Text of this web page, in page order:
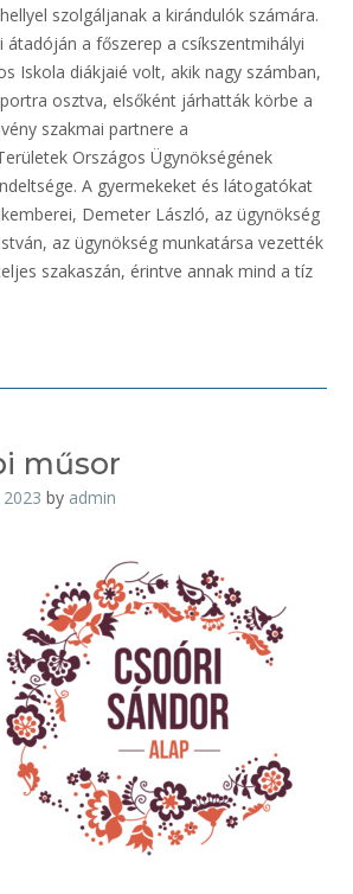
szolgáljanak a kirándulók számára.
átadóján a főszerep a csíkszent­mihályi
Iskola diákjaié volt, akik nagy számban,
osztva, elsőként járhatták körbe a
szakmai partnere a
Országos Ügynökségének
A gyermekeket és látogatókat
Demeter László, az ügynökség
az ügynökség munkatársa vezették
szakaszán, érintve annak mind a tíz
műsor
by admin